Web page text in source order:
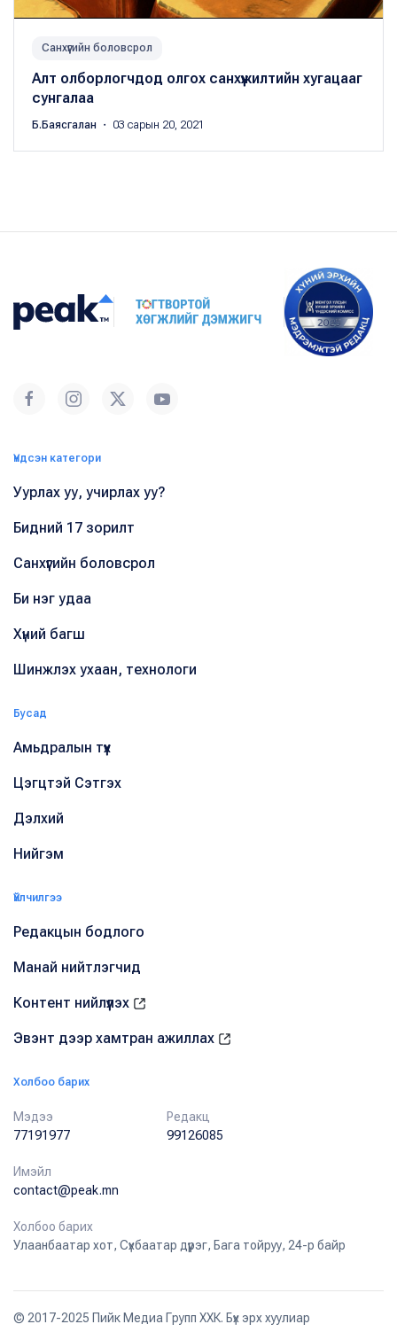
Санхүүгийн боловсрол
Алт олборлогчдод олгох санхүүжилтийн хугацааг
сунгалаа
Б.Баясгалан ・ 03 сарын 20, 2021
Үндсэн категори
Уурлах уу, учирлах уу?
Бидний 17 зорилт
Санхүүгийн боловсрол
Би нэг удаа
Хүний багш
Шинжлэх ухаан, технологи
Бусад
Амьдралын түүх
Цэгцтэй Сэтгэх
Дэлхий
Нийгэм
Үйлчилгээ
Редакцын бодлого
Манай нийтлэгчид
Контент нийлүүлэх
Эвэнт дээр хамтран ажиллах
Холбоо барих
Мэдээ
77191977
Редакц
99126085
Имэйл
contact@peak.mn
Холбоо барих
Улаанбаатар хот, Сүхбаатар дүүрэг, Бага тойруу, 24-р байр
© 2017-2025 Пийк Медиа Групп ХХК. Бүх эрх хуулиар